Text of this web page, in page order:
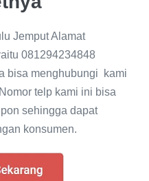
Jemput Alamat
081294234848
bisa menghubungi kami
telp kami ini bisa
sehingga dapat
konsumen.